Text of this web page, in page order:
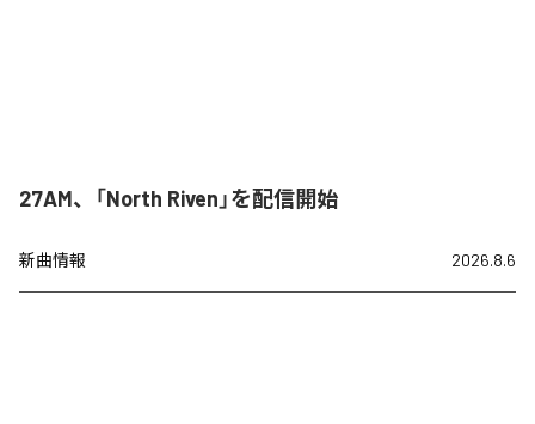
27AM、「North Riven」を配信開始
新曲情報 2026.8.6